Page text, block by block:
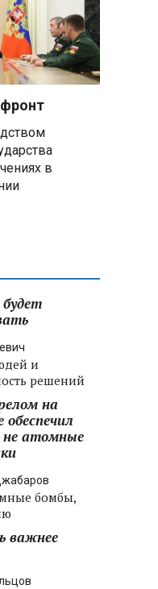
ЕАЭС
по
рынку и
в
и за
установлен
в «Москва-
деньги
в
будет
и
решений
на
обеспечил
не атомные
бомбы,
важнее